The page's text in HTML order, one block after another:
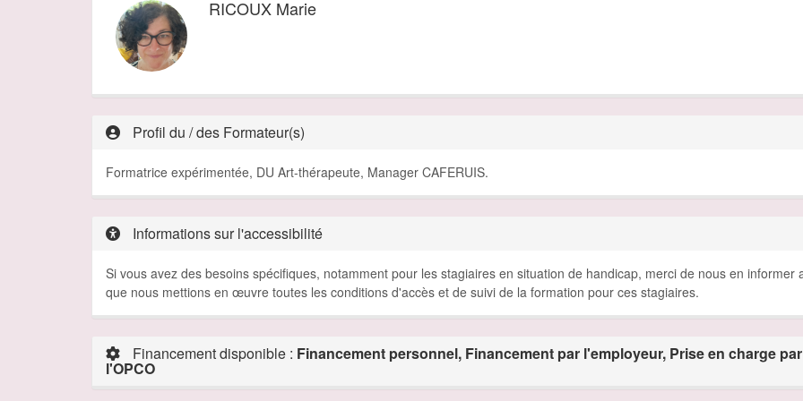
RICOUX Marie
Profil du / des Formateur(s)
Formatrice expérimentée, DU Art-thérapeute, Manager CAFERUIS.
Informations sur l'accessibilité
Si vous avez des besoins spécifiques, notamment pour les stagiaires en situation de handicap, merci de nous en informer
que nous mettions en œuvre toutes les conditions d'accès et de suivi de la formation pour ces stagiaires.
Financement disponible : Financement personnel, Financement par l'employeur, Prise en charge par
l'OPCO